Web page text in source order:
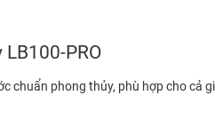
PRO
chuẩn phong thủy, phù hợp cho cả